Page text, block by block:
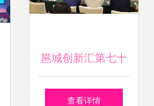
邕城创新汇第七十
四期 中国-东盟与
查看详情